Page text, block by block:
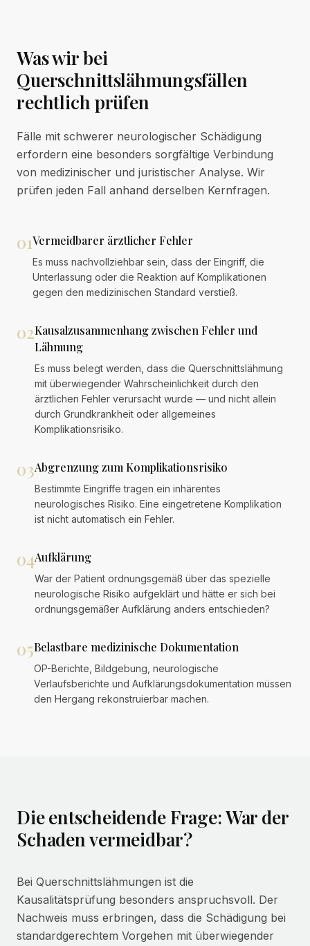
Was wir bei
Querschnittslähmungsfällen
rechtlich prüfen
Fälle mit schwerer neurologischer Schädigung
erfordern eine besonders sorgfältige Verbindung
von medizinischer und juristischer Analyse. Wir
prüfen jeden Fall anhand derselben Kernfragen.
01Vermeidbarer ärztlicher Fehler
Es muss nachvollziehbar sein, dass der Eingriff, die
Unterlassung oder die Reaktion auf Komplikationen
gegen den medizinischen Standard verstieß.
02Kausalzusammenhang zwischen Fehler und
Lähmung
Es muss belegt werden, dass die Querschnittslähmung
mit überwiegender Wahrscheinlichkeit durch den
ärztlichen Fehler verursacht wurde — und nicht allein
durch Grundkrankheit oder allgemeines
Komplikationsrisiko.
03Abgrenzung zum Komplikationsrisiko
Bestimmte Eingriffe tragen ein inhärentes
neurologisches Risiko. Eine eingetretene Komplikation
ist nicht automatisch ein Fehler.
04Aufklärung
War der Patient ordnungsgemäß über das spezielle
neurologische Risiko aufgeklärt und hätte er sich bei
ordnungsgemäßer Aufklärung anders entschieden?
05Belastbare medizinische Dokumentation
OP-Berichte, Bildgebung, neurologische
Verlaufsberichte und Aufklärungsdokumentation müssen
den Hergang rekonstruierbar machen.
Die entscheidende Frage: War der
Schaden vermeidbar?
Bei Querschnittslähmungen ist die
Kausalitätsprüfung besonders anspruchsvoll. Der
Nachweis muss erbringen, dass die Schädigung bei
standardgerechtem Vorgehen mit überwiegender